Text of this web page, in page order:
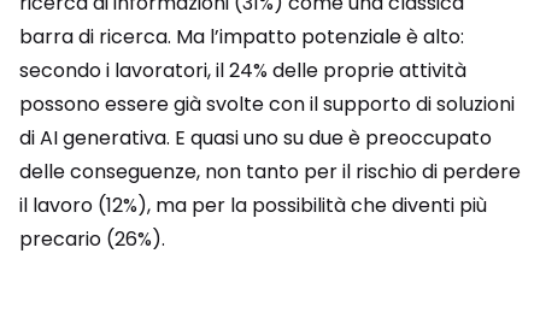
barra di ricerca. Ma l’impatto potenziale è alto:
secondo i lavoratori, il 24% delle proprie attività
possono essere già svolte con il supporto di soluzioni
di AI generativa. E quasi uno su due è preoccupato
delle conseguenze, non tanto per il rischio di perdere
il lavoro (12%), ma per la possibilità che diventi più
precario (26%).